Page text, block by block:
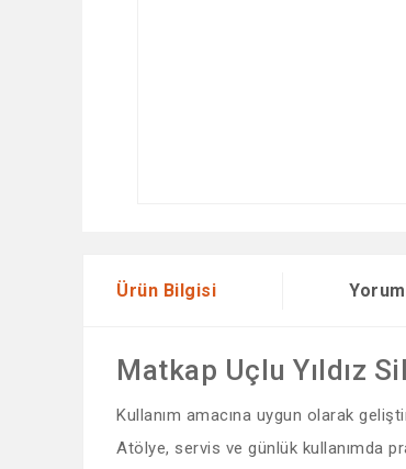
Ürün Bilgisi
Matkap Uçlu Yıldız
Kullanım amacına uygun olarak
Atölye, servis ve günlük kullanımda